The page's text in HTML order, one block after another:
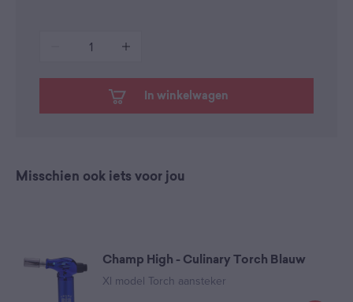
1
In winkelwagen
Misschien ook iets voor jou
Champ High - Culinary Torch Blauw
Xl model Torch aansteker